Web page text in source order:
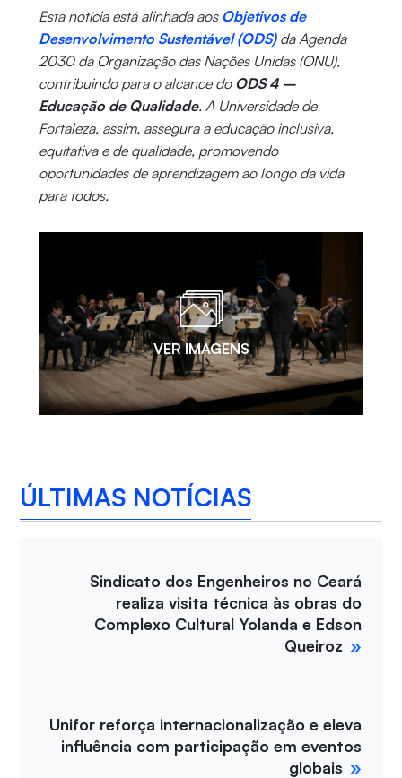
Esta notícia está alinhada aos Objetivos de
Desenvolvimento Sustentável (ODS)da Agenda
2030 da Organização das Nações Unidas (ONU),
contribuindo para o alcance do ODS 4 –
Educação de Qualidade. A Universidade de
Fortaleza, assim, assegura a educação inclusiva,
equitativa e de qualidade, promovendo
oportunidades de aprendizagem ao longo da vida
para todos.
VER IMAGENS
ÚLTIMAS NOTÍCIAS
Sindicato dos Engenheiros no Ceará
realiza visita técnica às obras do
Complexo Cultural Yolanda e Edson
Queiroz
Unifor reforça internacionalização e eleva
influência com participação em eventos
globais